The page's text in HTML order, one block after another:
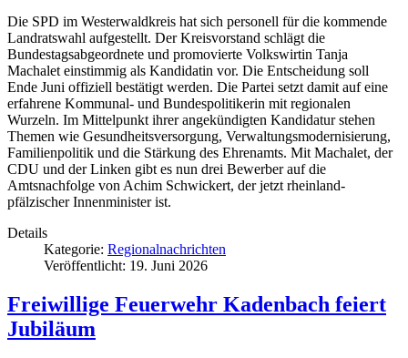
Die SPD im Westerwaldkreis hat sich personell für die kommende
Landratswahl aufgestellt. Der Kreisvorstand schlägt die
Bundestagsabgeordnete und promovierte Volkswirtin Tanja
Machalet einstimmig als Kandidatin vor. Die Entscheidung soll
Ende Juni offiziell bestätigt werden. Die Partei setzt damit auf eine
erfahrene Kommunal- und Bundespolitikerin mit regionalen
Wurzeln. Im Mittelpunkt ihrer angekündigten Kandidatur stehen
Themen wie Gesundheitsversorgung, Verwaltungsmodernisierung,
Familienpolitik und die Stärkung des Ehrenamts. Mit Machalet, der
CDU und der Linken gibt es nun drei Bewerber auf die
Amtsnachfolge von Achim Schwickert, der jetzt rheinland-
pfälzischer Innenminister ist.
Details
Kategorie: Regionalnachrichten
Veröffentlicht: 19. Juni 2026
Freiwillige Feuerwehr Kadenbach feiert
Jubiläum